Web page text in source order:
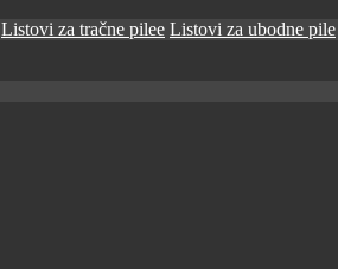
Listovi za tračne pilee Listovi za ubodne pile